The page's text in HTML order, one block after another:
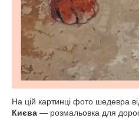
На цій картинці фото шедевра
Києва — розмальовка для